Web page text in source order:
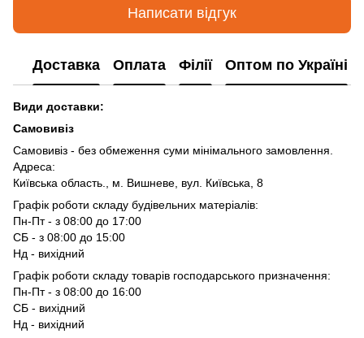
Написати відгук
Доставка Оплата Філії Оптом по Україні
Види доставки:
Самовивіз
Самовивіз - без обмеження суми мінімального замовлення.
Адреса:
Київська область., м. Вишневе, вул. Київська, 8
Графік роботи складу будівельних матеріалів:
Пн-Пт - з 08:00 до 17:00
СБ - з 08:00 до 15:00
Нд - вихідний
Графік роботи складу товарів господарського призначення:
Пн-Пт - з 08:00 до 16:00
СБ - вихідний
Нд - вихідний